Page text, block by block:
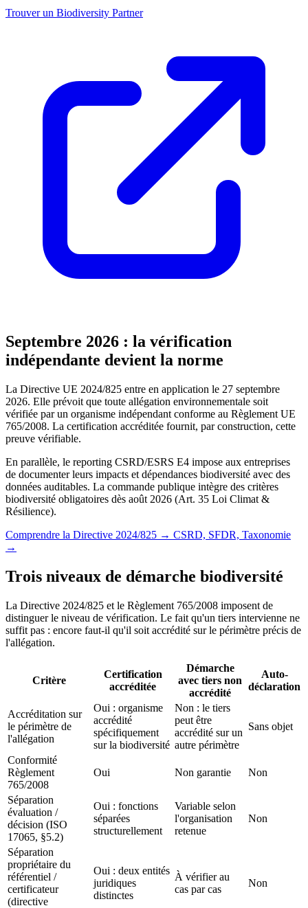
Trouver un Biodiversity Partner
Septembre 2026 : la vérification
indépendante devient la norme
La Directive UE 2024/825 entre en application le 27 septembre
2026. Elle prévoit que toute allégation environnementale soit
vérifiée par un organisme indépendant conforme au Règlement UE
765/2008. La certification accréditée fournit, par construction, cette
preuve vérifiable.
En parallèle, le reporting CSRD/ESRS E4 impose aux entreprises
de documenter leurs impacts et dépendances biodiversité avec des
données auditables. La commande publique intègre des critères
biodiversité obligatoires dès août 2026 (Art. 35 Loi Climat &
Résilience).
Comprendre la Directive 2024/825 → CSRD, SFDR, Taxonomie
→
Trois niveaux de démarche biodiversité
La Directive 2024/825 et le Règlement 765/2008 imposent de
distinguer le niveau de vérification. Le fait qu'un tiers intervienne ne
suffit pas : encore faut-il qu'il soit accrédité sur le périmètre précis de
l'allégation.
Critère
Certification
accréditée
Démarche
avec tiers non
accrédité
Auto-
déclaration
Accréditation sur
le périmètre de
l'allégation
Oui : organisme
accrédité
spécifiquement
sur la biodiversité
Non : le tiers
peut être
accrédité sur un
autre périmètre
Sans objet
Conformité
Règlement
765/2008
Oui Non garantie Non
Séparation
évaluation /
décision (ISO
17065, §5.2)
Oui : fonctions
séparées
structurellement
Variable selon
l'organisation
retenue
Non
Séparation
propriétaire du
référentiel /
certificateur
(directive
Oui : deux entités
juridiques
distinctes
À vérifier au
cas par cas
Non